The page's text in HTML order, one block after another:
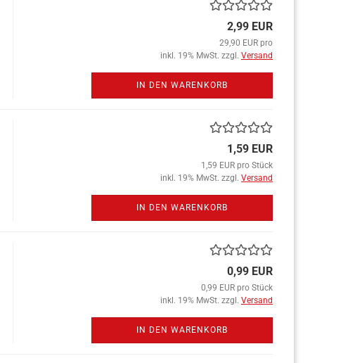
2,99 EUR
29,90 EUR pro
inkl. 19% MwSt. zzgl. Versand
IN DEN WARENKORB
1,59 EUR
1,59 EUR pro Stück
inkl. 19% MwSt. zzgl. Versand
IN DEN WARENKORB
0,99 EUR
0,99 EUR pro Stück
inkl. 19% MwSt. zzgl. Versand
IN DEN WARENKORB